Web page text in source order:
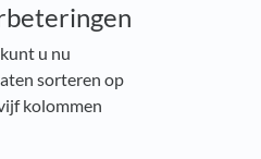
u nu
sorteren op
kolommen